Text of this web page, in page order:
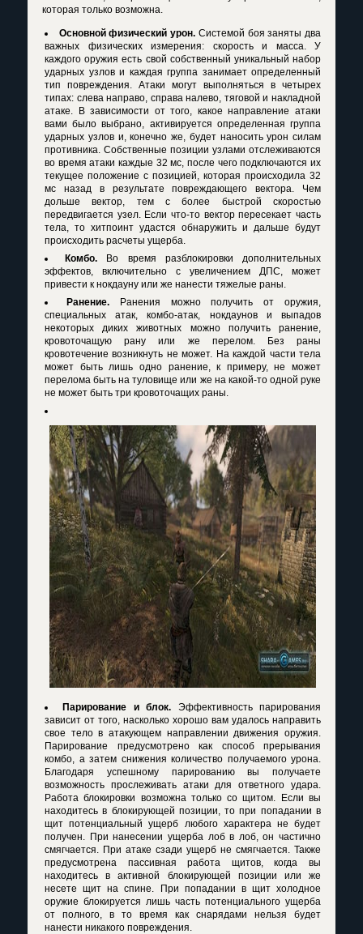
которая только возможна.
Основной физический урон. Системой боя заняты два
важных физических измерения: скорость и масса. У
каждого оружия есть свой собственный уникальный набор
ударных узлов и каждая группа занимает определенный
тип повреждения. Атаки могут выполняться в четырех
типах: слева направо, справа налево, тяговой и накладной
атаке. В зависимости от того, какое направление атаки
вами было выбрано, активируется определенная группа
ударных узлов и, конечно же, будет наносить урон силам
противника. Собственные позиции узлами отслеживаются
во время атаки каждые 32 мс, после чего подключаются их
текущее положение с позицией, которая происходила 32
мс назад в результате повреждающего вектора. Чем
дольше вектор, тем с более быстрой скоростью
передвигается узел. Если что-то вектор пересекает часть
тела, то хитпоинт удастся обнаружить и дальше будут
происходить расчеты ущерба.
Комбо. Во время разблокировки дополнительных
эффектов, включительно с увеличением ДПС, может
привести к нокдауну или же нанести тяжелые раны.
Ранение.Ранения можно получить от оружия,
специальных атак, комбо-атак, нокдаунов и выпадов
некоторых диких животных можно получить ранение,
кровоточащую рану или же перелом. Без раны
кровотечение возникнуть не может. На каждой части тела
может быть лишь одно ранение, к примеру, не может
перелома быть на туловище или же на какой-то одной руке
не может быть три кровоточащих раны.
Парирование и блок. Эффективность парирования
зависит от того, насколько хорошо вам удалось направить
свое тело в атакующем направлении движения оружия.
Парирование предусмотрено как способ прерывания
комбо, а затем снижения количество получаемого урона.
Благодаря успешному парированию вы получаете
возможность прослеживать атаки для ответного удара.
Работа блокировки возможна только со щитом. Если вы
находитесь в блокирующей позиции, то при попадании в
щит потенциальный ущерб любого характера не будет
получен. При нанесении ущерба лоб в лоб, он частично
смягчается. При атаке сзади ущерб не смягчается. Также
предусмотрена пассивная работа щитов, когда вы
находитесь в активной блокирующей позиции или же
несете щит на спине. При попадании в щит холодное
оружие блокируется лишь часть потенциального ущерба
от полного, в то время как снарядами нельзя будет
нанести никакого повреждения.